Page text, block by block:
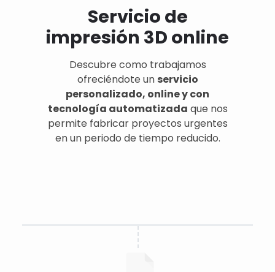
Servicio de
impresión 3D online
Descubre como trabajamos
ofreciéndote un servicio
personalizado, online y con
tecnología automatizada que nos
permite fabricar proyectos urgentes
en un periodo de tiempo reducido.